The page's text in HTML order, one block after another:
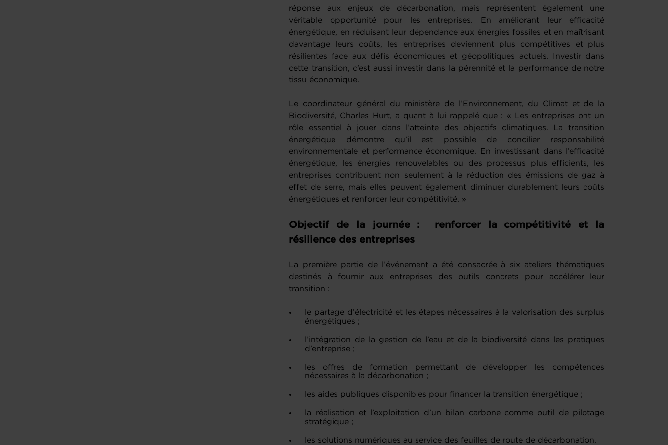
réponse aux enjeux de décarbonation, mais représentent également une
véritable opportunité pour les entreprises. En améliorant leur efficacité
énergétique, en réduisant leur dépendance aux énergies fossiles et en maîtrisant
davantage leurs coûts, les entreprises deviennent plus compétitives et plus
résilientes face aux défis économiques et géopolitiques actuels. Investir dans
cette transition, c’est aussi investir dans la pérennité et la performance de notre
tissu économique.
Le coordinateur général du ministère de l’Environnement, du Climat et de la
Biodiversité, Charles Hurt, a quant à lui rappelé que : « Les entreprises ont un
rôle essentiel à jouer dans l’atteinte des objectifs climatiques. La transition
énergétique démontre qu’il est possible de concilier responsabilité
environnementale et performance économique. En investissant dans l’efficacité
énergétique, les énergies renouvelables ou des processus plus efficients, les
entreprises contribuent non seulement à la réduction des émissions de gaz à
effet de serre, mais elles peuvent également diminuer durablement leurs coûts
énergétiques et renforcer leur compétitivité. »
Objectif de la journée : renforcer la compétitivité et la
résilience des entreprises
La première partie de l’événement a été consacrée à six ateliers thématiques
destinés à fournir aux entreprises des outils concrets pour accélérer leur
transition :
le partage d’électricité et les étapes nécessaires à la valorisation des surplus
énergétiques ;
l’intégration de la gestion de l’eau et de la biodiversité dans les pratiques
d’entreprise ;
les offres de formation permettant de développer les compétences
nécessaires à la décarbonation ;
les aides publiques disponibles pour financer la transition énergétique ;
la réalisation et l’exploitation d’un bilan carbone comme outil de pilotage
stratégique ;
les solutions numériques au service des feuilles de route de décarbonation.